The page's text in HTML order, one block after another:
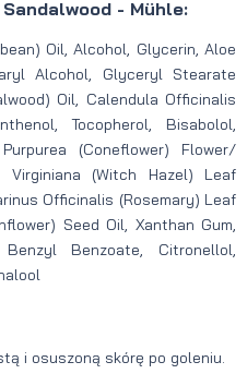
- Mühle:
Oil, Alcohol, Glycerin, Aloe
Alcohol, Glyceryl Stearate
Oil, Calendula Officinalis
Tocopherol, Bisabolol,
(Coneflower) Flower/
Virginiana (Witch Hazel) Leaf
Officinalis (Rosemary) Leaf
Seed Oil, Xanthan Gum,
Benzoate, Citronellol,
i osuszoną skórę po goleniu.